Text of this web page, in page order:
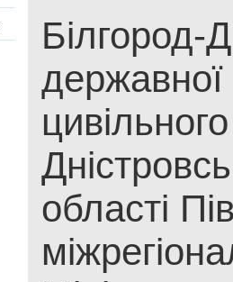
Білгород-
державної
області